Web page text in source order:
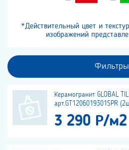
*Действительный цвет и
изображений
Фильтры
Керамогранит GLOBAL
арт.GT1206019301SPR
3 290 Р/м2